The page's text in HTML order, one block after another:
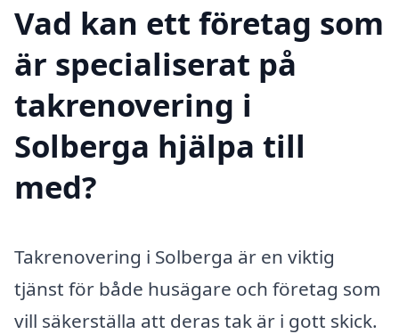
Vad kan ett företag som
är specialiserat på
takrenovering i
Solberga hjälpa till
med?
Takrenovering i Solberga är en viktig
tjänst för både husägare och företag som
vill säkerställa att deras tak är i gott skick.